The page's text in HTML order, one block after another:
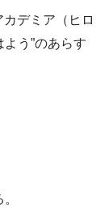
デミア（ヒロ
う”のあらす